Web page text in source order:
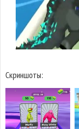
Скриншоты: